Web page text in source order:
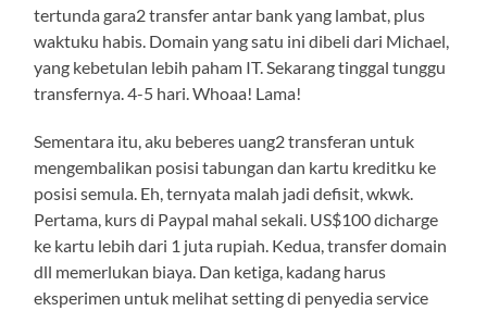
tertunda gara2 transfer antar bank yang lambat, plus
waktuku habis. Domain yang satu ini dibeli dari Michael,
yang kebetulan lebih paham IT. Sekarang tinggal tunggu
transfernya. 4-5 hari. Whoaa! Lama!
Sementara itu, aku beberes uang2 transferan untuk
mengembalikan posisi tabungan dan kartu kreditku ke
posisi semula. Eh, ternyata malah jadi defisit, wkwk.
Pertama, kurs di Paypal mahal sekali. US$100 dicharge
ke kartu lebih dari 1 juta rupiah. Kedua, transfer domain
dll memerlukan biaya. Dan ketiga, kadang harus
eksperimen untuk melihat setting di penyedia service